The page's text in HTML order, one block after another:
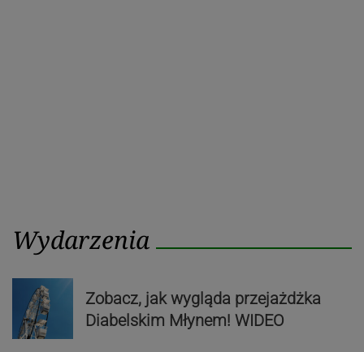
Wydarzenia
Zobacz, jak wygląda przejażdżka
Diabelskim Młynem! WIDEO